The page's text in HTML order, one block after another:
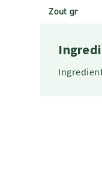
Zout gr